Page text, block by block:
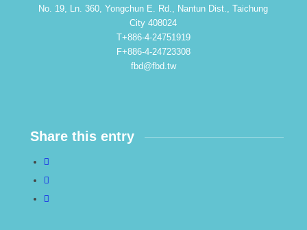
No. 19, Ln. 360, Yongchun E. Rd., Nantun Dist., Taichung
City 408024
T+886-4-24751919
F+886-4-24723308
fbd@fbd.tw
Share this entry